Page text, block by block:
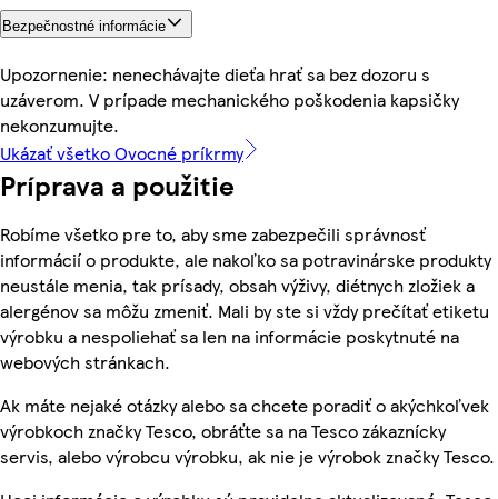
Bezpečnostné informácie
Upozornenie: nenechávajte dieťa hrať sa bez dozoru s
uzáverom. V prípade mechanického poškodenia kapsičky
nekonzumujte.
Ukázať všetko Ovocné príkrmy
Príprava a použitie
Robíme všetko pre to, aby sme zabezpečili správnosť
informácií o produkte, ale nakoľko sa potravinárske produkty
neustále menia, tak prísady, obsah výživy, diétnych zložiek a
alergénov sa môžu zmeniť. Mali by ste si vždy prečítať etiketu
výrobku a nespoliehať sa len na informácie poskytnuté na
webových stránkach.
Ak máte nejaké otázky alebo sa chcete poradiť o akýchkoľvek
výrobkoch značky Tesco, obráťte sa na Tesco zákaznícky
servis, alebo výrobcu výrobku, ak nie je výrobok značky Tesco.